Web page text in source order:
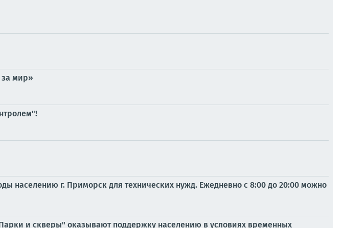
мир»
населению г. Приморск для технических нужд. Ежедневно с 8:00 до 20:00 можно
и скверы" оказывают поддержку населению в условиях временных